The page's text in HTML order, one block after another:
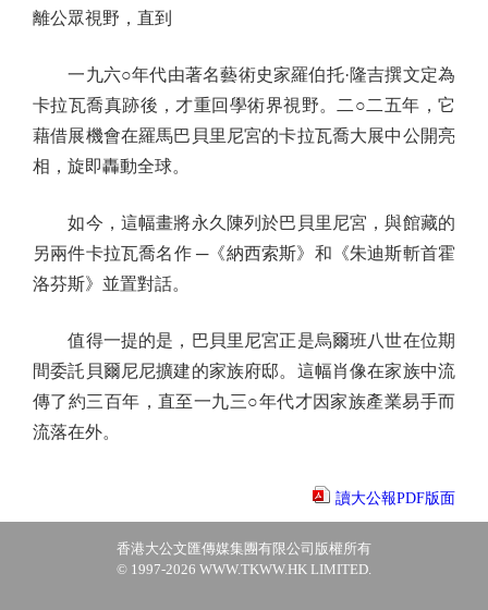
離公眾視野，直到
一九六○年代由著名藝術史家羅伯托·隆吉撰文定為
卡拉瓦喬真跡後，才重回學術界視野。二○二五年，它
藉借展機會在羅馬巴貝里尼宮的卡拉瓦喬大展中公開亮
相，旋即轟動全球。
如今，這幅畫將永久陳列於巴貝里尼宮，與館藏的
另兩件卡拉瓦喬名作 ─《納西索斯》和《朱迪斯斬首霍
洛芬斯》並置對話。
值得一提的是，巴貝里尼宮正是烏爾班八世在位期
間委託貝爾尼尼擴建的家族府邸。這幅肖像在家族中流
傳了約三百年，直至一九三○年代才因家族產業易手而
流落在外。
讀大公報PDF版面
香港大公文匯傳媒集團有限公司版權所有
© 1997-2026 WWW.TKWW.HK LIMITED.